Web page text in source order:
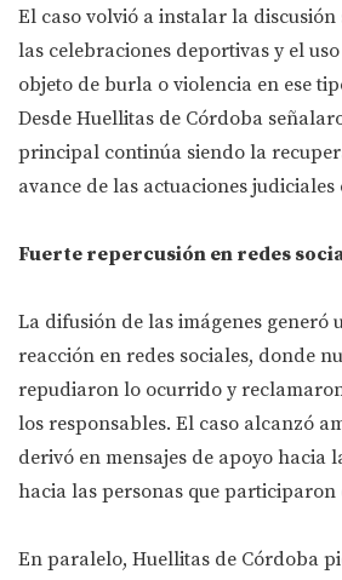
El caso volvió a instalar la
las celebraciones deportivas y el
objeto de burla o violencia en ese
Desde Huellitas de Córdoba
principal continúa siendo la
avance de las actuaciones
Fuerte repercusión en redes
La difusión de las imágenes generó
reacción en redes sociales, donde
repudiaron lo ocurrido y
los responsables. El caso alcanzó
derivó en mensajes de apoyo hacia
hacia las personas que participaron
En paralelo, Huellitas de Córdoba